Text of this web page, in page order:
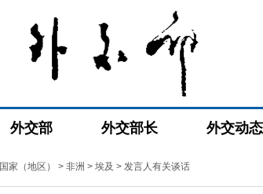
外交部 外交部长 外交动态
国家（地区） > 非洲 > 埃及 > 发言人有关谈话